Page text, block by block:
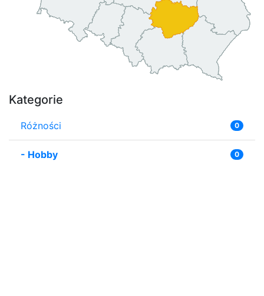
Kategorie
Różności 0
- Hobby 0